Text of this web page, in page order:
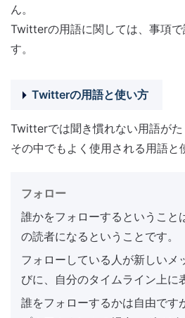
ん。
Twitterの用語に関しては、事項で
す。
Twitterの用語と使い方
Twitterでは聞き慣れない用語がた
その中でもよく使用される用語と
フォロー
誰かをフォローするということ
の読者になるということです。
フォローしている人が新しいメ
びに、自分のタイムライン上に
誰をフォローするかは自由です